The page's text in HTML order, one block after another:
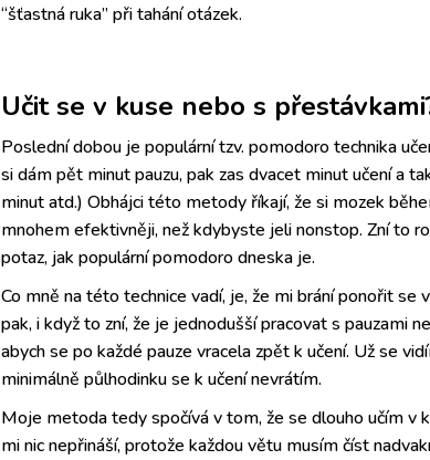
“šťastná ruka” při tahání otázek.
Učit se v kuse nebo s
Poslední dobou je populární tzv. pomodoro technika
si dám pět minut pauzu, pak zas dvacet minut učení a
minut atd.) Obhájci této metody říkají, že si mozek
mnohem efektivněji, než kdybyste jeli nonstop. Zní to
potaz, jak populární pomodoro dneska je.
Co mně na této technice vadí, je, že mi brání ponořit
pak, i když to zní, že je jednodušší pracovat s pauzami
abych se po každé pauze vracela zpět k učení. Už se
minimálně půlhodinku se k učení nevrátím.
Moje metoda tedy spočívá v tom, že se dlouho učím v
mi nic nepřináší, protože každou větu musím číst